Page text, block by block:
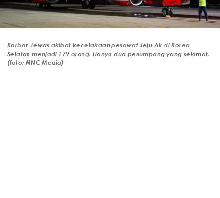
Korban Tewas akibat kecelakaan pesawat Jeju Air di Korea
Selatan menjadi 179 orang. Hanya dua penumpang yang selamat.
(foto: MNC Media)